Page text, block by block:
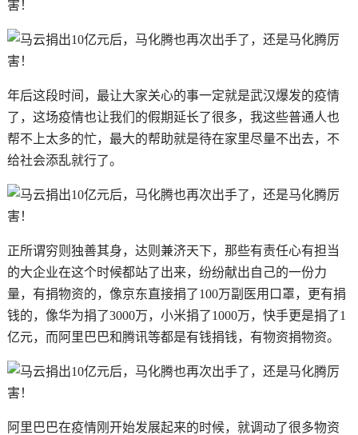
害！
年后这段时间，最让大家关心的事一定就是武汉爆发的疫情
了，这场疫情也让我们的假期延长了很多，我这些普通人也
帮不上太多的忙，最大的帮助就是待在家里尽量不出去，不
给社会添乱就行了。
正所谓穷则独善其身，达则兼济天下，那些有责任心有担当
的大企业在这个时候都站了出来，纷纷献出自己的一份力
量，有捐物资的，像京东直接捐了100万副医用口罩，更有捐
钱的，像华为捐了3000万，小米捐了1000万，快手更是捐了1
亿元，而阿里巴巴和腾讯等都是有钱捐钱，有物资捐物资。
阿里巴巴在疫情刚开始发展起来的时候，就调动了很多物资